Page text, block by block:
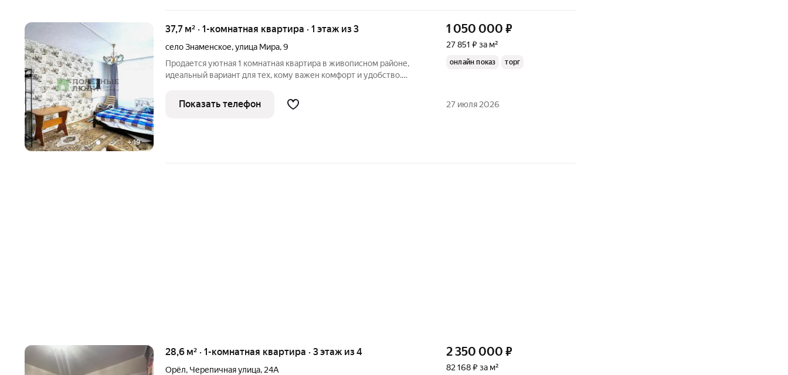
+19
37,7 м² · 1-комнатная квартира · 1 этаж из 3
село Знаменское,улица Мира,9
Продается уютная 1 комнатная квартира в живописном районе,
идеальный вариант для тех, кому важен комфорт и удобство.
площадью 32.00 кв.м. В квартире имеется просторная гостиная,
функциональная
1 050 000 ₽
27 851 ₽ за м²
онлайн показ торг
Показать телефон 27 июля 2026
28,6 м² · 1-комнатная квартира · 3 этаж из 4
Орёл, Черепичная улица, 24А
2 350 000 ₽
82 168 ₽ за м²